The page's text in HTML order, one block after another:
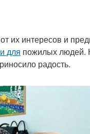
их интересов и
для пожилых людей.
радость.